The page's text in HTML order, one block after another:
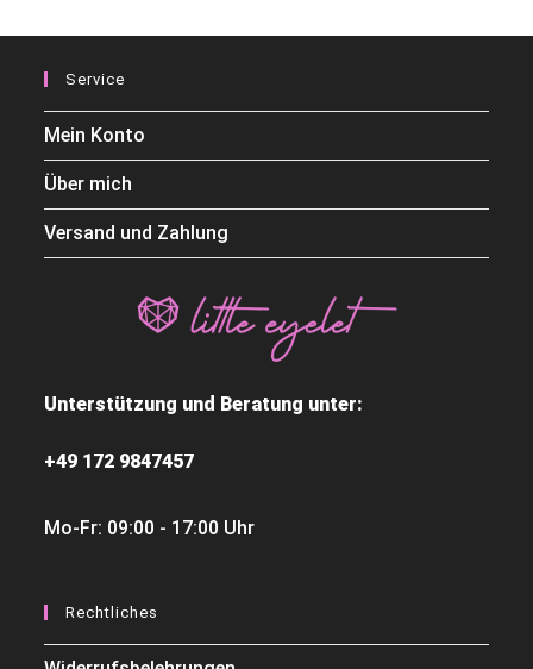
Service
Mein Konto
Über mich
Versand und Zahlung
Unterstützung und Beratung unter:
+49 172 9847457
Mo-Fr: 09:00 - 17:00 Uhr
Rechtliches